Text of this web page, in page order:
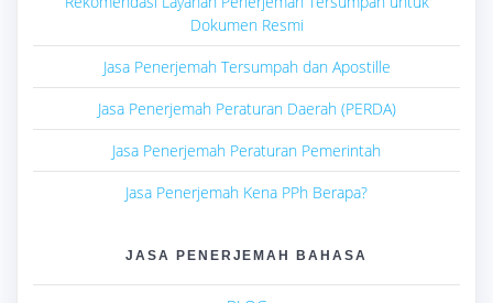
Dokumen Resmi
Jasa Penerjemah Tersumpah dan Apostille
Jasa Penerjemah Peraturan Daerah (PERDA)
Jasa Penerjemah Peraturan Pemerintah
Jasa Penerjemah Kena PPh Berapa?
JASA PENERJEMAH BAHASA